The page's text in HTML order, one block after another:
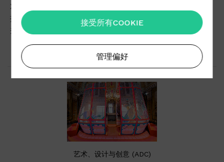
X-Ray Fashion让时尚行业变得更具可持续性，
推动了诸多重要倡议，
并成为了这一愿景的代言人。
艺术、设计与创意 (ADC)
接受所有COOKIE
管理偏好